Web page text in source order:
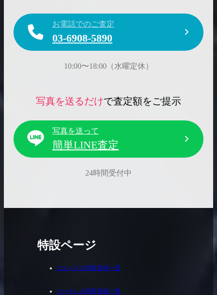
お電話でのご査定
03-6908-5890
10:00〜18:00（水曜定休）
写真を送るだけで査定額をご提示
写真を送って
簡単LINE査定
24時間受付中
特設ページ
エルメスの買取実績一覧
バーキンの買取実績一覧